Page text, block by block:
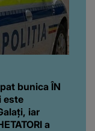
bunica ÎN
este
iar
a